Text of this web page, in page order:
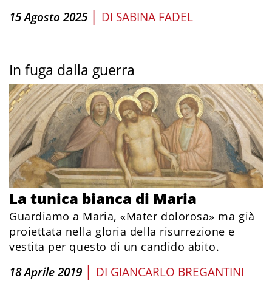
15 Agosto 2025 | DI SABINA FADEL
In fuga dalla guerra
La tunica bianca di Maria
Guardiamo a Maria, «Mater dolorosa» ma già
proiettata nella gloria della risurrezione e
vestita per questo di un candido abito.
18 Aprile 2019 | DI GIANCARLO BREGANTINI